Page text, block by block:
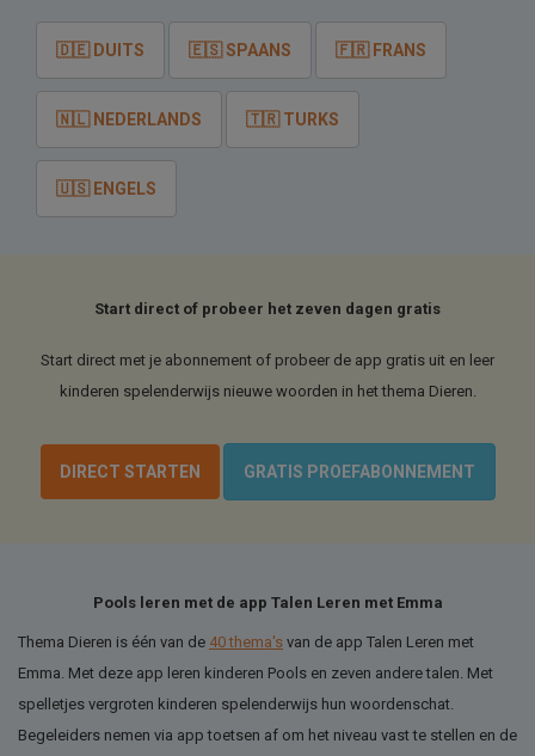
🇩🇪 DUITS 🇪🇸 SPAANS 🇫🇷 FRANS
🇳🇱 NEDERLANDS 🇹🇷 TURKS
🇺🇸 ENGELS
Start direct of probeer het zeven dagen gratis
Start direct met je abonnement of probeer de app gratis uit en leer
kinderen spelenderwijs nieuwe woorden in het thema Dieren.
DIRECT STARTEN GRATIS PROEFABONNEMENT
Pools leren met de app Talen Leren met Emma
Thema Dieren is één van de 40 thema's van de app Talen Leren met
Emma. Met deze app leren kinderen Pools en zeven andere talen. Met
spelletjes vergroten kinderen spelenderwijs hun woordenschat.
Begeleiders nemen via app toetsen af om het niveau vast te stellen en de